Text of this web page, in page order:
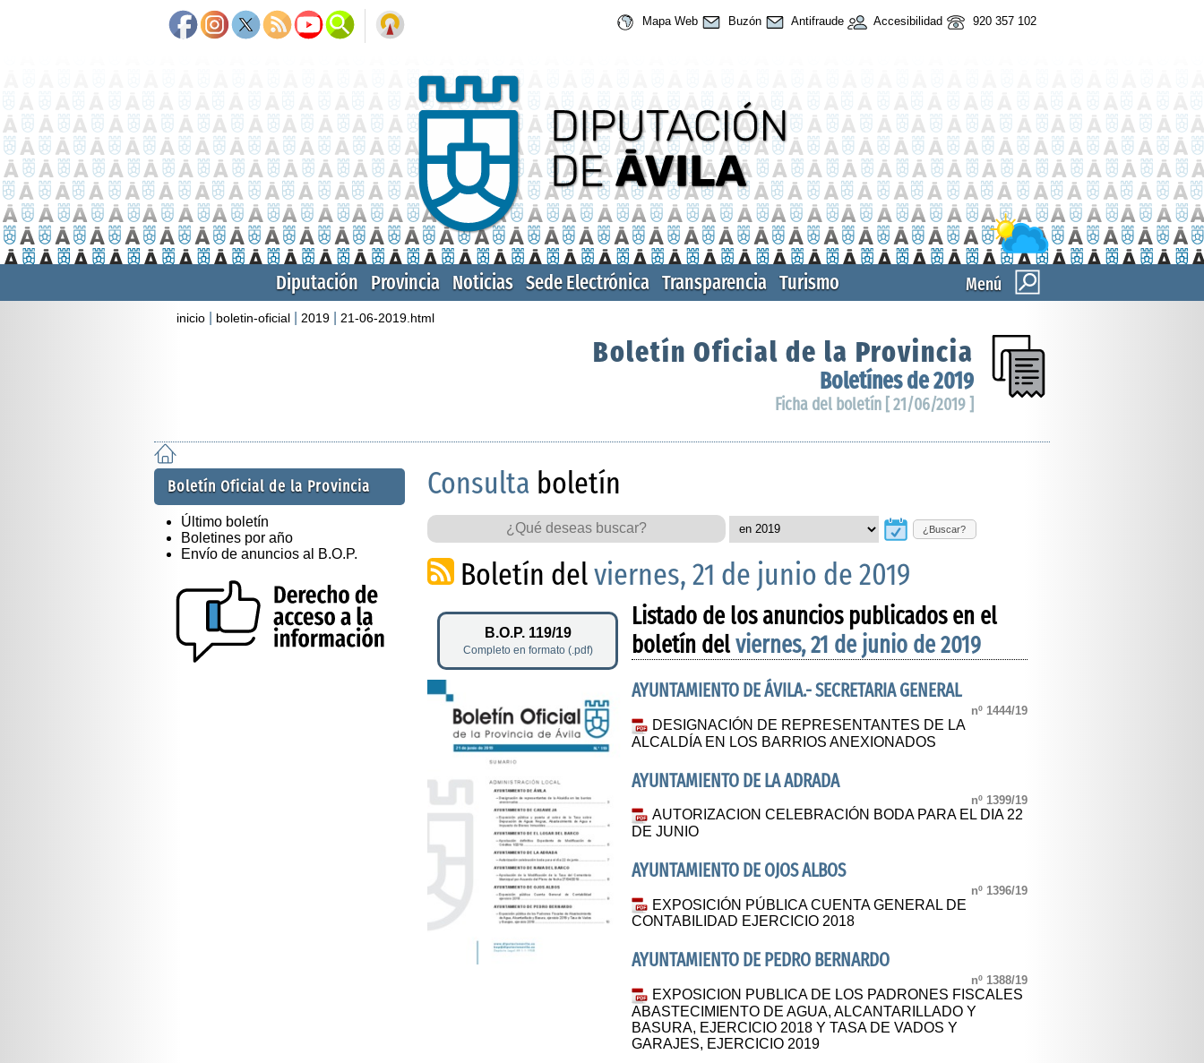
Mapa Web Buzón Antifraude Accesibilidad 920 357 102
Menú
Diputación Provincia Noticias Sede Electrónica Transparencia Turismo
inicio boletin-oficial 2019 21-06-2019.html
Boletín Oficial de la Provincia
Boletínes de 2019
Ficha del boletín [ 21/06/2019 ]
Boletín Oficial de la Provincia
Último boletín
Boletines por año
Envío de anuncios al B.O.P.
Consulta boletín
¿Buscar?
Boletín delviernes, 21 de junio de 2019
B.O.P. 119/19
Completo en formato (.pdf)
Listado de los anuncios publicados en el
boletín delviernes, 21 de junio de 2019
AYUNTAMIENTO DE ÁVILA.- SECRETARIA GENERAL
nº 1444/19
DESIGNACIÓN DE REPRESENTANTES DE LA
ALCALDÍA EN LOS BARRIOS ANEXIONADOS
AYUNTAMIENTO DE LA ADRADA
nº 1399/19
AUTORIZACION CELEBRACIÓN BODA PARA EL DIA 22
DE JUNIO
AYUNTAMIENTO DE OJOS ALBOS
nº 1396/19
EXPOSICIÓN PÚBLICA CUENTA GENERAL DE
CONTABILIDAD EJERCICIO 2018
AYUNTAMIENTO DE PEDRO BERNARDO
nº 1388/19
EXPOSICION PUBLICA DE LOS PADRONES FISCALES
ABASTECIMIENTO DE AGUA, ALCANTARILLADO Y
BASURA, EJERCICIO 2018 Y TASA DE VADOS Y
GARAJES, EJERCICIO 2019